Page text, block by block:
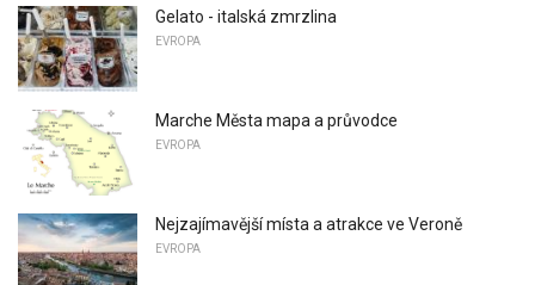
Gelato - italská zmrzlina
EVROPA
Marche Města mapa a průvodce
EVROPA
Nejzajímavější místa a atrakce ve Veroně
EVROPA